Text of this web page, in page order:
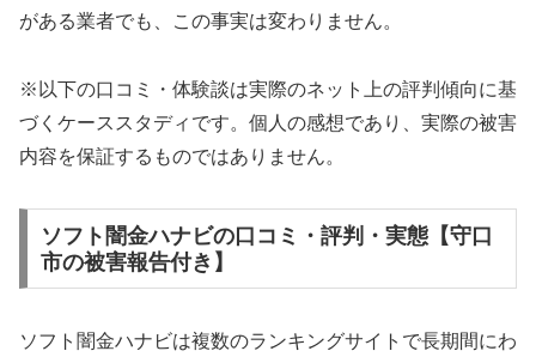
がある業者でも、この事実は変わりません。
※以下の口コミ・体験談は実際のネット上の評判傾向に基
づくケーススタディです。個人の感想であり、実際の被害
内容を保証するものではありません。
ソフト闇金ハナビの口コミ・評判・実態【守口
市の被害報告付き】
ソフト闇金ハナビは複数のランキングサイトで長期間にわ